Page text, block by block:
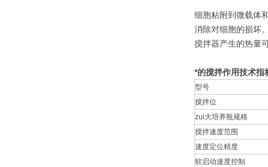
细胞粘附到微载体
消除对细胞的损坏
搅拌器产生的热量
*的搅拌作用技术指
型号
搅拌位
zui大培养瓶规格
搅拌速度范围
速度定位精度
软启动速度控制